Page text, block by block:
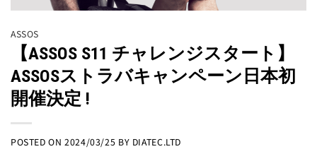
ASSOS
【ASSOS S11 チャレンジスタート】
ASSOSストラバキャンペーン日本初
開催決定 !
POSTED ON2024/03/25 BY DIATEC.LTD